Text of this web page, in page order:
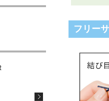
フリー